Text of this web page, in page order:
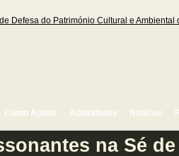
Como Apoiar Actividades Notícias
na Sé